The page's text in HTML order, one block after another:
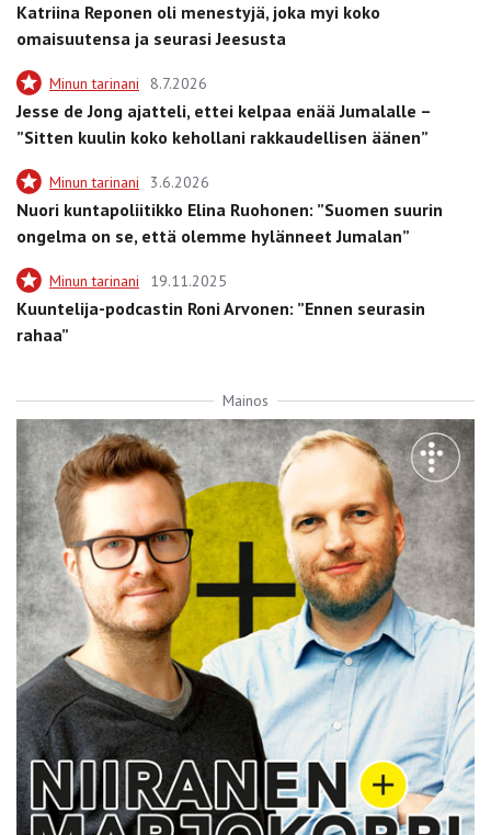
Katriina Reponen oli menestyjä, joka myi koko
omaisuutensa ja seurasi Jeesusta
Minun tarinani 8.7.2026
Jesse de Jong ajatteli, ettei kelpaa enää Jumalalle –
”Sitten kuulin koko kehollani rakkaudellisen äänen”
Minun tarinani 3.6.2026
Nuori kuntapoliitikko Elina Ruohonen: ”Suomen suurin
ongelma on se, että olemme hylänneet Jumalan”
Minun tarinani 19.11.2025
Kuuntelija-podcastin Roni Arvonen: ”Ennen seurasin
rahaa”
Mainos